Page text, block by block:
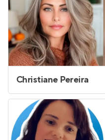
Christiane Pereira